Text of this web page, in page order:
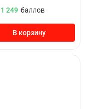
1 249 баллов
В корзину